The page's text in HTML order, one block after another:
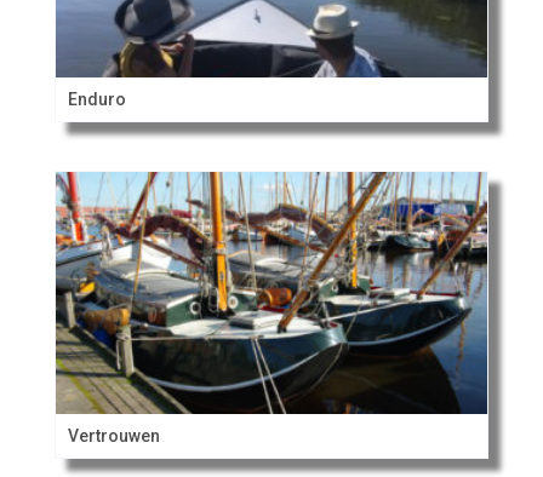
Enduro
Vertrouwen